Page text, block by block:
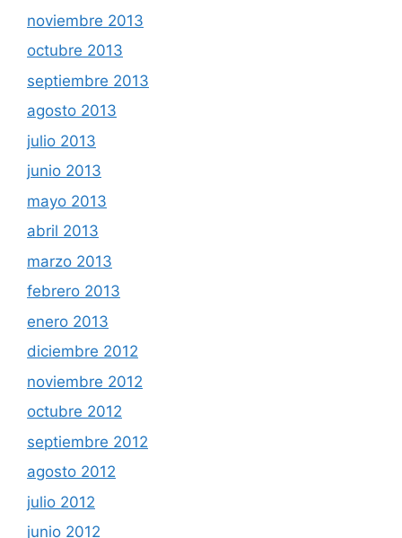
noviembre 2013
octubre 2013
septiembre 2013
agosto 2013
julio 2013
junio 2013
mayo 2013
abril 2013
marzo 2013
febrero 2013
enero 2013
diciembre 2012
noviembre 2012
octubre 2012
septiembre 2012
agosto 2012
julio 2012
junio 2012